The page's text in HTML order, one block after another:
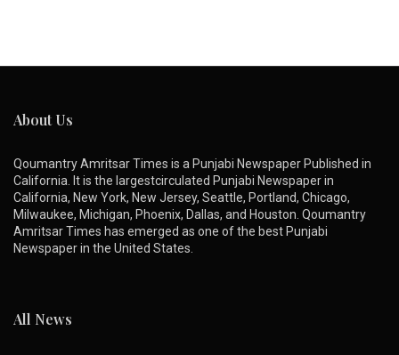
About Us
Qoumantry Amritsar Times is a Punjabi Newspaper Published in
California. It is the largestcirculated Punjabi Newspaper in
California, New York, New Jersey, Seattle, Portland, Chicago,
Milwaukee, Michigan, Phoenix, Dallas, and Houston. Qoumantry
Amritsar Times has emerged as one of the best Punjabi
Newspaper in the United States.
All News